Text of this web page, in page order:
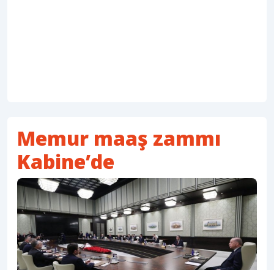
Memur maaş zammı
Kabine’de